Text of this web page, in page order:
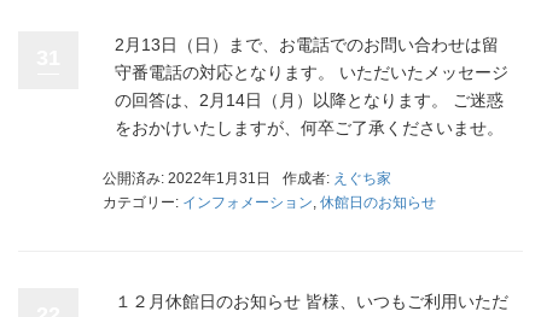
2月13日（日）まで、お電話でのお問い合わせは留
守番電話の対応となります。 いただいたメッセージ
の回答は、2月14日（月）以降となります。 ご迷惑
をおかけいたしますが、何卒ご了承くださいませ。
公開済み: 2022年1月31日 作成者: えぐち家
カテゴリー: インフォメーション, 休館日のお知らせ
１２月休館日のお知らせ 皆様、いつもご利用いただ